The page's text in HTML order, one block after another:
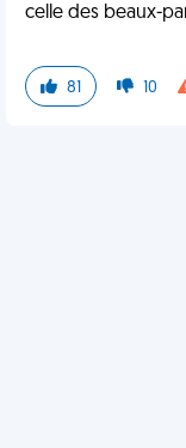
celle des beaux-
81 10